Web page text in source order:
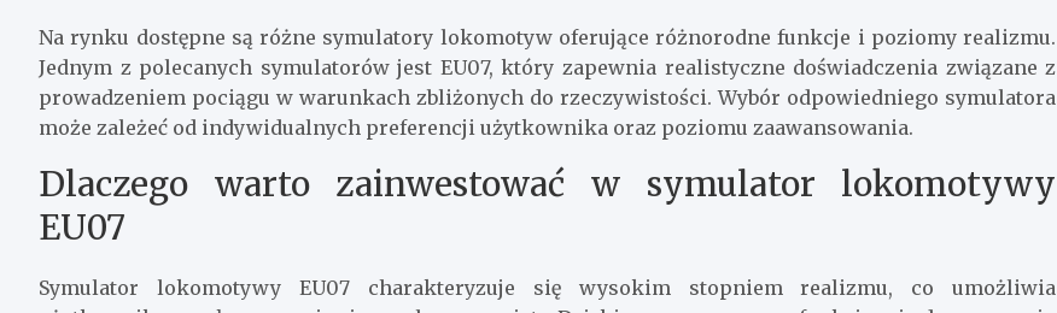
Na rynku dostępne są różne symulatory lokomotyw oferujące różnorodne funkcje i poziomy realizmu.
Jednym z polecanych symulatorów jest EU07, który zapewnia realistyczne doświadczenia związane z
prowadzeniem pociągu w warunkach zbliżonych do rzeczywistości. Wybór odpowiedniego symulatora
może zależeć od indywidualnych preferencji użytkownika oraz poziomu zaawansowania.
Dlaczego warto zainwestować w symulator lokomotywy
EU07
Symulator lokomotywy EU07 charakteryzuje się wysokim stopniem realizmu, co umożliwia